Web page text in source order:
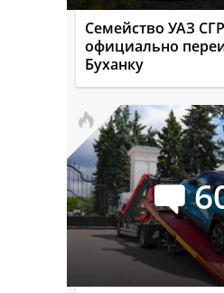
Семейство УАЗ СГР
официально
Буханку